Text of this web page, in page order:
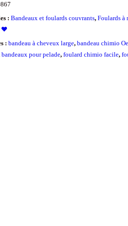
:Bandeaux et foulards couvrants,Foulards à
❤️
:bandeau à cheveux large,bandeau chimio
bandeaux pour pelade,foulard chimio facile,